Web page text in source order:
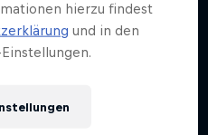
hierzu findest
und in den